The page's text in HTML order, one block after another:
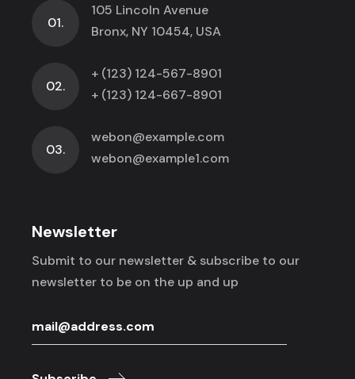
01.
105 Lincoln Avenue
Bronx, NY 10454, USA
02.
+ (123) 124-567-8901
+ (123) 124-667-8901
03.
webon@example.com
webon@example1.com
Newsletter
Submit to our newsletter & subscribe to our
newsletter to be on the up and up